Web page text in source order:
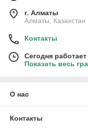
г. Алматы
Алматы, Казахстан
Контакты
Сегодня
Показать весь
О нас
Контакты